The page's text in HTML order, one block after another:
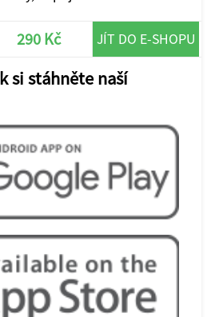
290 Kč JÍT DO E-SHOPU
si stáhněte naší